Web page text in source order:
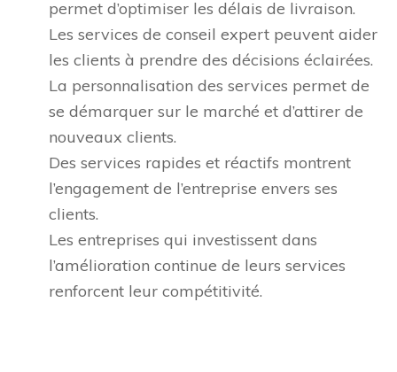
permet d’optimiser les délais de livraison.
Les services de conseil expert peuvent aider
les clients à prendre des décisions éclairées.
La personnalisation des services permet de
se démarquer sur le marché et d’attirer de
nouveaux clients.
Des services rapides et réactifs montrent
l’engagement de l’entreprise envers ses
clients.
Les entreprises qui investissent dans
l’amélioration continue de leurs services
renforcent leur compétitivité.